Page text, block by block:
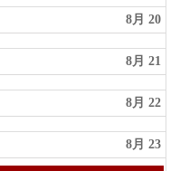
8月 20
8月 21
8月 22
8月 23